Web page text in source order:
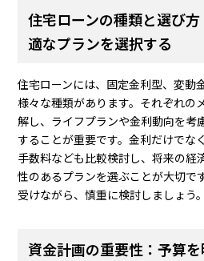
住宅ローンの種類と選び
適なプランを選択する
住宅ローンには、固定金利型、変動
様々な種類があります。それぞれの
解し、ライフプランや金利動向を考
することが重要です。金利だけでな
手数料なども比較検討し、将来の経
性のあるプランを選ぶことが大切で
受けながら、慎重に検討しましょう。
資金計画の重要性：予算